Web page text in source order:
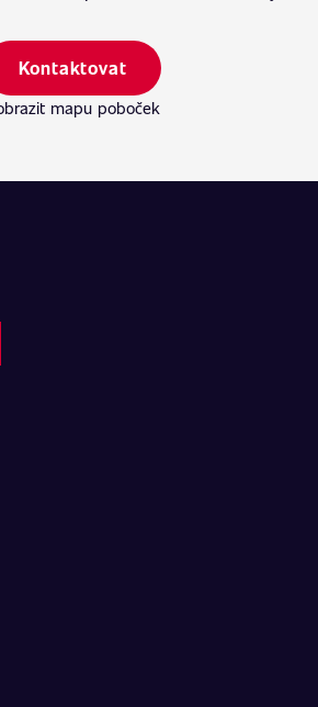
Kontaktovat
mapu poboček